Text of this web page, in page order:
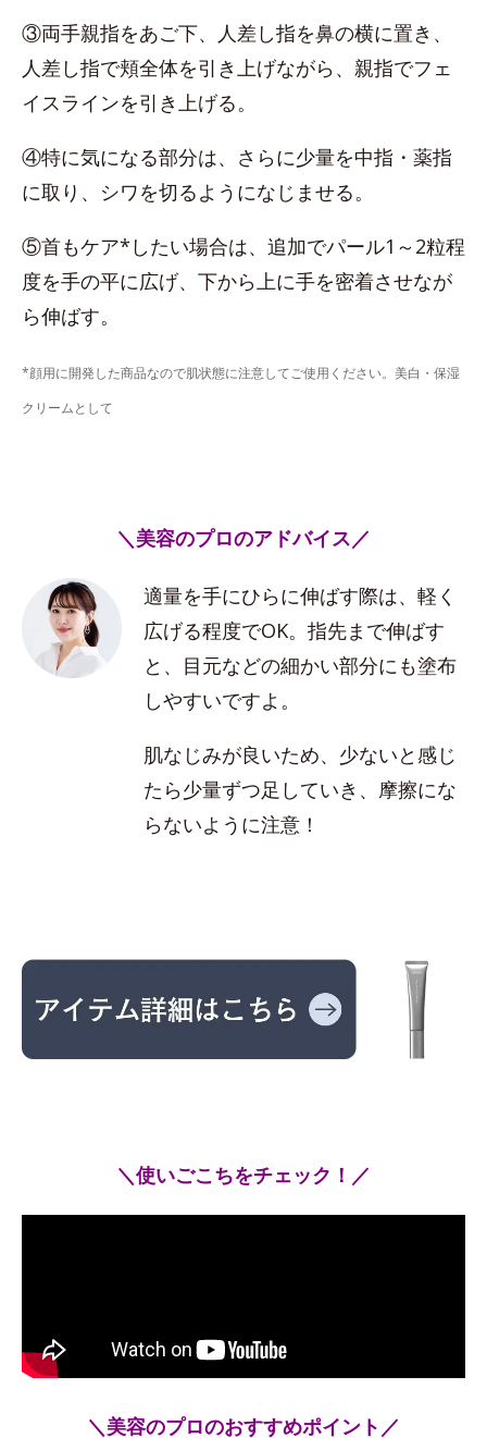
③両手親指をあご下、人差し指を鼻の横に置き、
人差し指で頬全体を引き上げながら、親指でフェ
イスラインを引き上げる。
④特に気になる部分は、さらに少量を中指・薬指
に取り、シワを切るようになじませる。
⑤首もケア*したい場合は、追加でパール1～2粒程
度を手の平に広げ、下から上に手を密着させなが
ら伸ばす。
*顔用に開発した商品なので肌状態に注意してご使用ください。美白・保湿
クリームとして
＼美容のプロのアドバイス／
適量を手にひらに伸ばす際は、軽く
広げる程度でOK。指先まで伸ばす
と、目元などの細かい部分にも塗布
しやすいですよ。
肌なじみが良いため、少ないと感じ
たら少量ずつ足していき、摩擦にな
らないように注意！
＼使いごこちをチェック！／
＼美容のプロのおすすめポイント／